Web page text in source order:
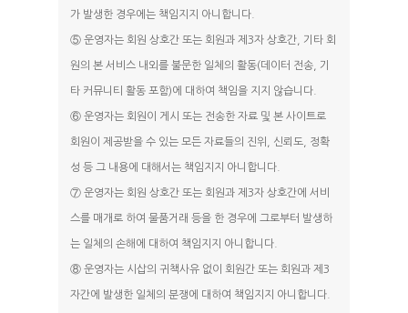
가 발생한 경우에는 책임지지 아니합니다.
⑤ 운영자는 회원 상호간 또는 회원과 제3자 상호간, 기타 회
원의 본 서비스 내외를 불문한 일체의 활동(데이터 전송, 기
타 커뮤니티 활동 포함)에 대하여 책임을 지지 않습니다.
⑥ 운영자는 회원이 게시 또는 전송한 자료 및 본 사이트로
회원이 제공받을 수 있는 모든 자료들의 진위, 신뢰도, 정확
성 등 그 내용에 대해서는 책임지지 아니합니다.
⑦ 운영자는 회원 상호간 또는 회원과 제3자 상호간에 서비
스를 매개로 하여 물품거래 등을 한 경우에 그로부터 발생하
는 일체의 손해에 대하여 책임지지 아니합니다.
⑧ 운영자는 시삽의 귀책사유 없이 회원간 또는 회원과 제3
자간에 발생한 일체의 분쟁에 대하여 책임지지 아니합니다.